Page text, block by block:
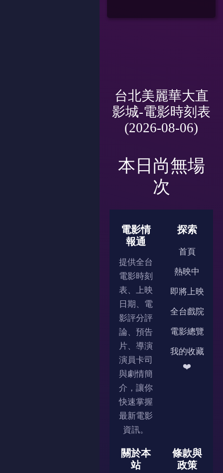
台北美麗華大直
影城-電影時刻表
(2026-08-06)
本日尚無場
次
電影情
報通
提供全台
電影時刻
表、上映
日期、電
影評分評
論、預告
片、導演
演員卡司
與劇情簡
介，讓你
快速掌握
最新電影
資訊。
探索
首頁
熱映中
即將上映
全台戲院
電影總覽
我的收藏
❤️
關於本
站
條款與
政策